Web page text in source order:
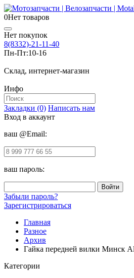
0Нет товаров
Нет покупок
8(8332)-21-11-40
Пн-Пт:10-16
Склад, интернет-магазин
Инфо
Закладки (0) Написать нам
Вход в аккаунт
ваш @Email:
ваш пароль:
Забыли пароль?
Зарегистрироваться
Главная
Разное
Архив
Гайка передней вилки Минск
Категории